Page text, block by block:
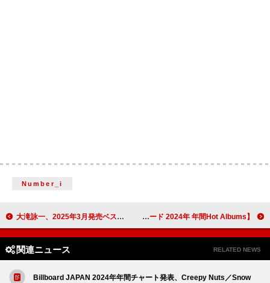
Number_i
大滝詠一、2025年3月発売ベストALのレコード商品仕様が公開 「ナイアガラ・レコード」50周年 【ビルボード 2024年 年間Hot Albums】Snow Man『RAYS』がミリオンを突破して総合アルバム首位（コメントあり） ＜12/6訂正＞
関連ニュース RELATED NEWS
Billboard JAPAN 2024年年間チャート発表、Creepy Nuts／Snow